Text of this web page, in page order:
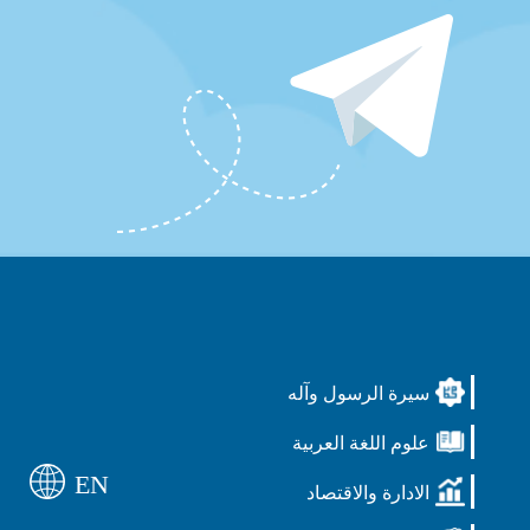
سيرة الرسول وآله
علوم اللغة العربية
الادارة والاقتصاد EN